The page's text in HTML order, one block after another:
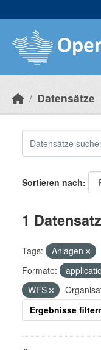
Datensätze
Sortieren nach
1
Tags: Anlagen
Formate:
WFS
Ergebnisse